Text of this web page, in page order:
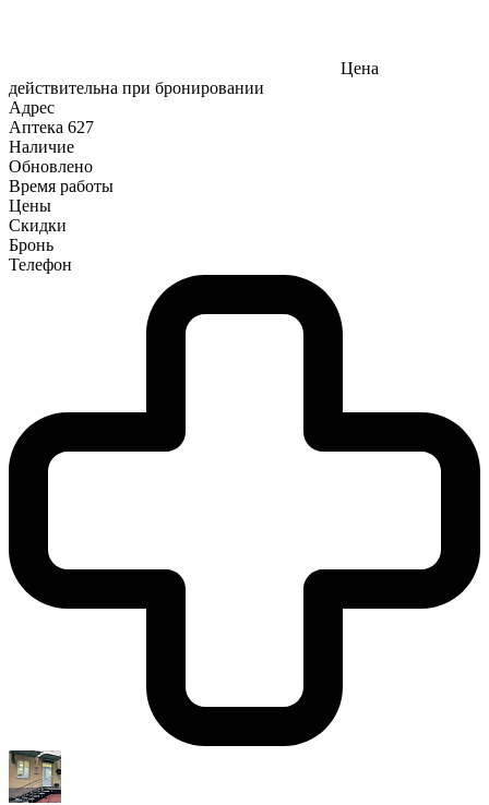
Цена
действительна при бронировании
Адрес
Аптека 627
Наличие
Обновлено
Время работы
Цены
Скидки
Бронь
Телефон